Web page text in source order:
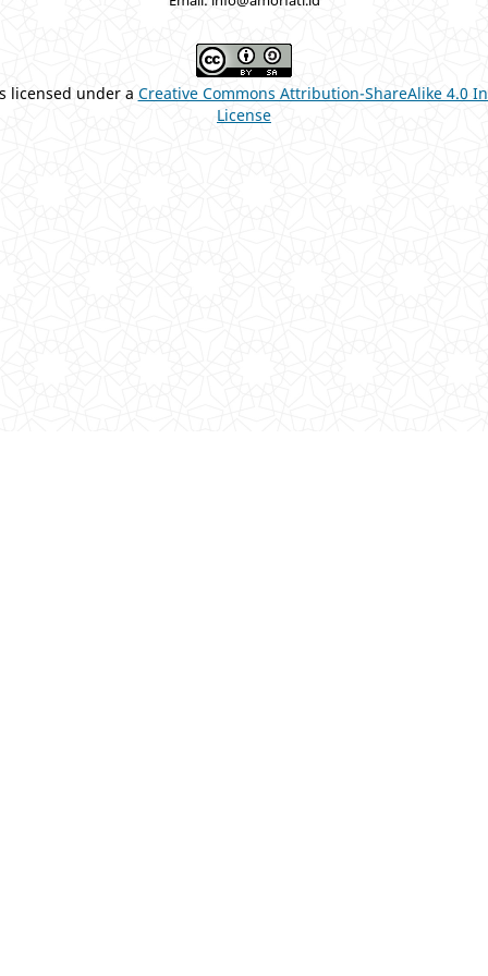
licensed under a Creative Commons Attribution-ShareAlike 4.0
License